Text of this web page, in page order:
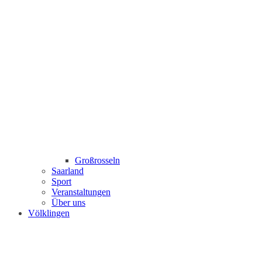
Großrosseln
Saarland
Sport
Veranstaltungen
Über uns
Völklingen